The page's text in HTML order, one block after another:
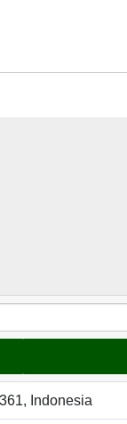
Indonesia